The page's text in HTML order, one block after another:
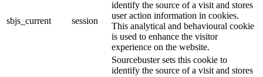
sbjs_current session
identify the source of a visit and stores
user action information in cookies.
This analytical and behavioural cookie
is used to enhance the visitor
experience on the website.
Sourcebuster sets this cookie to
identify the source of a visit and stores